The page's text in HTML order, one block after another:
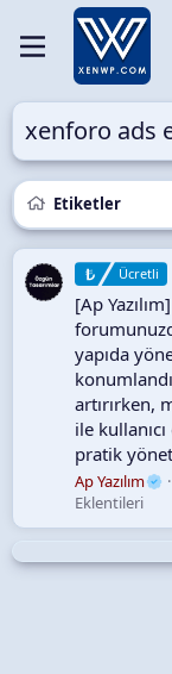
xenforo ads
Etiketler
Ücretli
[Ap
yapıda
artırırken,
ile
pratik
Ap Yazılım
Eklentileri